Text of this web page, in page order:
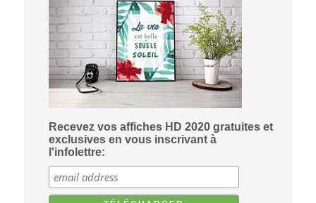
Recevez vos affiches HD 2020 gratuites et
exclusives en vous inscrivant à
l'infolettre: